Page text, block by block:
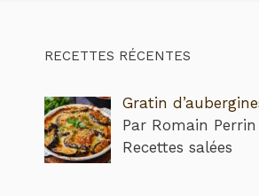
RECETTES RÉCENTES
Gratin
Par Romain Perrin
Recettes salées